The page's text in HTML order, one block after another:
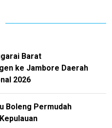
Barat
ke Jambore Daerah
2026
Boleng Permudah